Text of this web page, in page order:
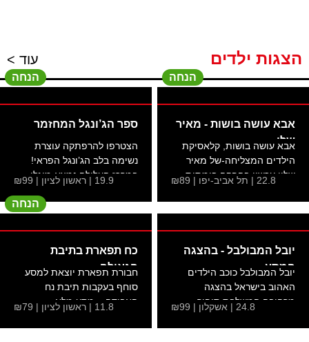
הצגות ילדים עוד >
הנחה
אבא עושה בושות - מאיר
שלו -
אבא עושה בושות, קלאסיקת
הילדים המצליחה-של מאיר
שליו עכשיו בהפקה בימתית...
22.8 | תל אביב-יפו | ₪89
הנחה
ספר הג’ונגל המחזמר
הצטרפו להרפתקה עוצרת
נשימה בלב הג’ונגל הפראי!
במרכז העלילה נמצא מוגלי...
19.9 | ראשון לציון | ₪99
יובל המבולבל - בהצגה
המסע
יובל המבולבל כוכב הילדים
האהוב בישראל בהצגה
מרהיבה המשלבת סיפור
24.8 | אשקלון | ₪99
הנחה
כח תפארת בתיבת
הגאולה -
חבורת תפארת יוצאת למסע
סוחף בעקבות תיבת נח
האבודה – מסע מלא
בהרפתקאות,...
11.8 | ראשון לציון | ₪79